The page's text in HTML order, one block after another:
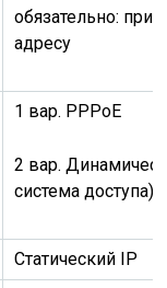
обязательно:
адресу
1 вар. PPPoE
2 вар.
система доступа)
Статический IP